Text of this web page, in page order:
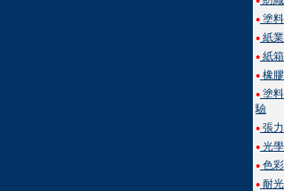
● 塗
● 紙
● 紙
● 橡
● 塗
驗
● 張
● 光
● 色
● 耐